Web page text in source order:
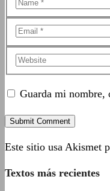
Guarda mi nombre,
Este sitio usa Akismet
Textos más recientes